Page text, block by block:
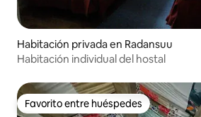
Habitación privada en Radansuu
Habitación individual del hostal
Favorito entre huéspedes
Favorito entre huéspedes